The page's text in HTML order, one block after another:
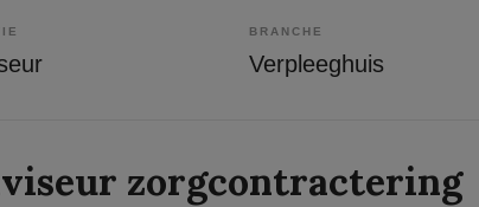
BRANCHE
Verpleeghuis
zorgcontractering